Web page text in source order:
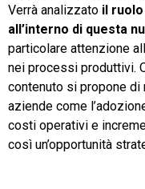
Verrà analizzato il
all’interno di questa
particolare attenzione
nei processi produttivi.
contenuto si propone
aziende come
costi operativi e
così un’opportunità